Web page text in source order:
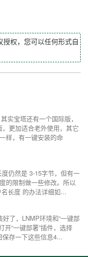
权，您可以任何形式自
实宝塔还有一个国际版，
更加适合老外使用，其它
样，有一键安装的命
仍然是 3-15字节，但有一
的限制做一些修改。所以
长度 的办法详细如...
了，LNMP环境和“一键部
开“一键部署”插件，选择
存一下这些信息4...